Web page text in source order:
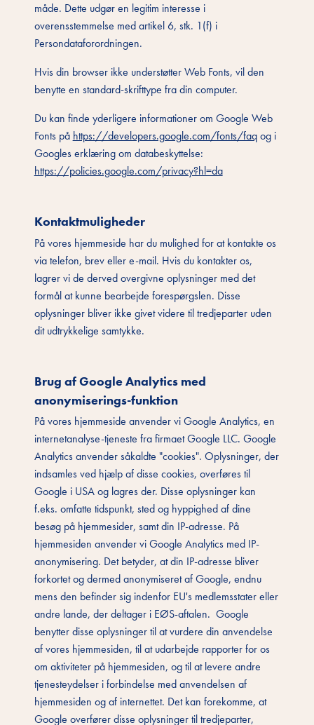
måde. Dette udgør en legitim interesse i
overensstemmelse med artikel 6, stk. 1(f) i
Persondataforordningen.
Hvis din browser ikke understøtter Web Fonts, vil den
benytte en standard-skrifttype fra din computer.
Du kan finde yderligere informationer om Google Web
Fonts på https://developers.google.com/fonts/faqog i
Googles erklæring om databeskyttelse:
https://policies.google.com/privacy?hl=da
Kontaktmuligheder
På vores hjemmeside har du mulighed for at kontakte os
via telefon, brev eller e-mail. Hvis du kontakter os,
lagrer vi de derved overgivne oplysninger med det
formål at kunne bearbejde forespørgslen. Disse
oplysninger bliver ikke givet videre til tredjeparter uden
dit udtrykkelige samtykke.
Brug af Google Analytics med
anonymiserings-funktion
På vores hjemmeside anvender vi Google Analytics, en
internetanalyse-tjeneste fra firmaet Google LLC. Google
Analytics anvender såkaldte "cookies". Oplysninger, der
indsamles ved hjælp af disse cookies, overføres til
Google i USA og lagres der. Disse oplysninger kan
f.eks. omfatte tidspunkt, sted og hyppighed af dine
besøg på hjemmesider, samt din IP-adresse. På
hjemmesiden anvender vi Google Analytics med IP-
anonymisering. Det betyder, at din IP-adresse bliver
forkortet og dermed anonymiseret af Google, endnu
mens den befinder sig indenfor EU's medlemsstater eller
andre lande, der deltager i EØS-aftalen. Google
benytter disse oplysninger til at vurdere din anvendelse
af vores hjemmesiden, til at udarbejde rapporter for os
om aktiviteter på hjemmesiden, og til at levere andre
tjenesteydelser i forbindelse med anvendelsen af
hjemmesiden og af internettet. Det kan forekomme, at
Google overfører disse oplysninger til tredjeparter,